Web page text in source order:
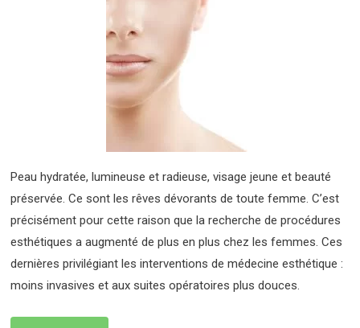
Peau hydratée, lumineuse et radieuse, visage jeune et beauté
préservée. Ce sont les rêves dévorants de toute femme. C’est
précisément pour cette raison que la recherche de procédures
esthétiques a augmenté de plus en plus chez les femmes. Ces
dernières privilégiant les interventions de médecine esthétique :
moins invasives et aux suites opératoires plus douces.